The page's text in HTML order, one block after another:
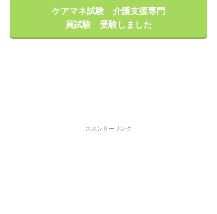
ケアマネ試験 介護支援専門
員試験 受験しました
スポンサーリンク